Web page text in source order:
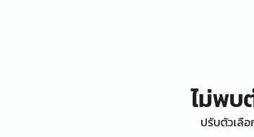
ไม่พบ
ปรับตัวเลื